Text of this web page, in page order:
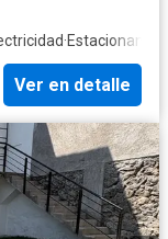
·
Ver en detalle